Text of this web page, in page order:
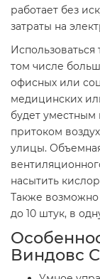
работает без
затраты на
том числе
офисных или
медицинских
будет
притоком
улицы.
насытить
Также
до 10 штук, в
Виндовс